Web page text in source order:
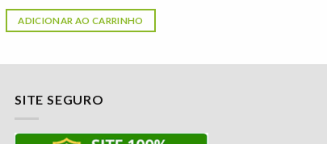
ADICIONAR AO CARRINHO
SITE SEGURO